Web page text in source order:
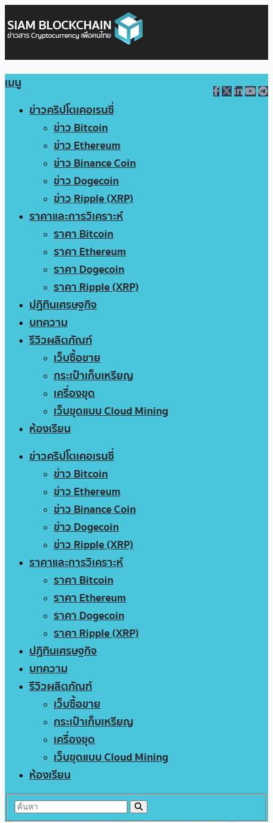
เมนู
ข่าวคริปโตเคอเรนซี่
ข่าว Bitcoin
ข่าว Ethereum
ข่าว Binance Coin
ข่าว Dogecoin
ข่าว Ripple (XRP)
ราคาและการวิเคราะห์
ราคา Bitcoin
ราคา Ethereum
ราคา Dogecoin
ราคา Ripple (XRP)
ปฏิทินเศรษฐกิจ
บทความ
รีวิวผลิตภัณฑ์
เว็บซื้อขาย
กระเป๋าเก็บเหรียญ
เครื่องขุด
เว็บขุดแบบ Cloud Mining
ห้องเรียน
ข่าวคริปโตเคอเรนซี่
ข่าว Bitcoin
ข่าว Ethereum
ข่าว Binance Coin
ข่าว Dogecoin
ข่าว Ripple (XRP)
ราคาและการวิเคราะห์
ราคา Bitcoin
ราคา Ethereum
ราคา Dogecoin
ราคา Ripple (XRP)
ปฏิทินเศรษฐกิจ
บทความ
รีวิวผลิตภัณฑ์
เว็บซื้อขาย
กระเป๋าเก็บเหรียญ
เครื่องขุด
เว็บขุดแบบ Cloud Mining
ห้องเรียน